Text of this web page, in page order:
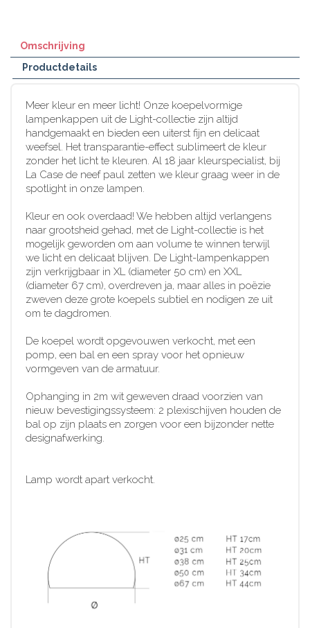
Omschrijving
Productdetails
Meer kleur en meer licht! Onze koepelvormige
lampenkappen uit de Light-collectie zijn altijd
handgemaakt en bieden een uiterst fijn en delicaat
weefsel. Het transparantie-effect sublimeert de kleur
zonder het licht te kleuren. Al 18 jaar kleurspecialist, bij
La Case de neef paul zetten we kleur graag weer in de
spotlight in onze lampen.
Kleur en ook overdaad! We hebben altijd verlangens
naar grootsheid gehad, met de Light-collectie is het
mogelijk geworden om aan volume te winnen terwijl
we licht en delicaat blijven. De Light-lampenkappen
zijn verkrijgbaar in XL (diameter 50 cm) en XXL
(diameter 67 cm), overdreven ja, maar alles in poëzie
zweven deze grote koepels subtiel en nodigen ze uit
om te dagdromen.
De koepel wordt opgevouwen verkocht, met een
pomp, een bal en een spray voor het opnieuw
vormgeven van de armatuur.
Ophanging in 2m wit geweven draad voorzien van
nieuw bevestigingssysteem: 2 plexischijven houden de
bal op zijn plaats en zorgen voor een bijzonder nette
designafwerking.
Lamp wordt apart verkocht.